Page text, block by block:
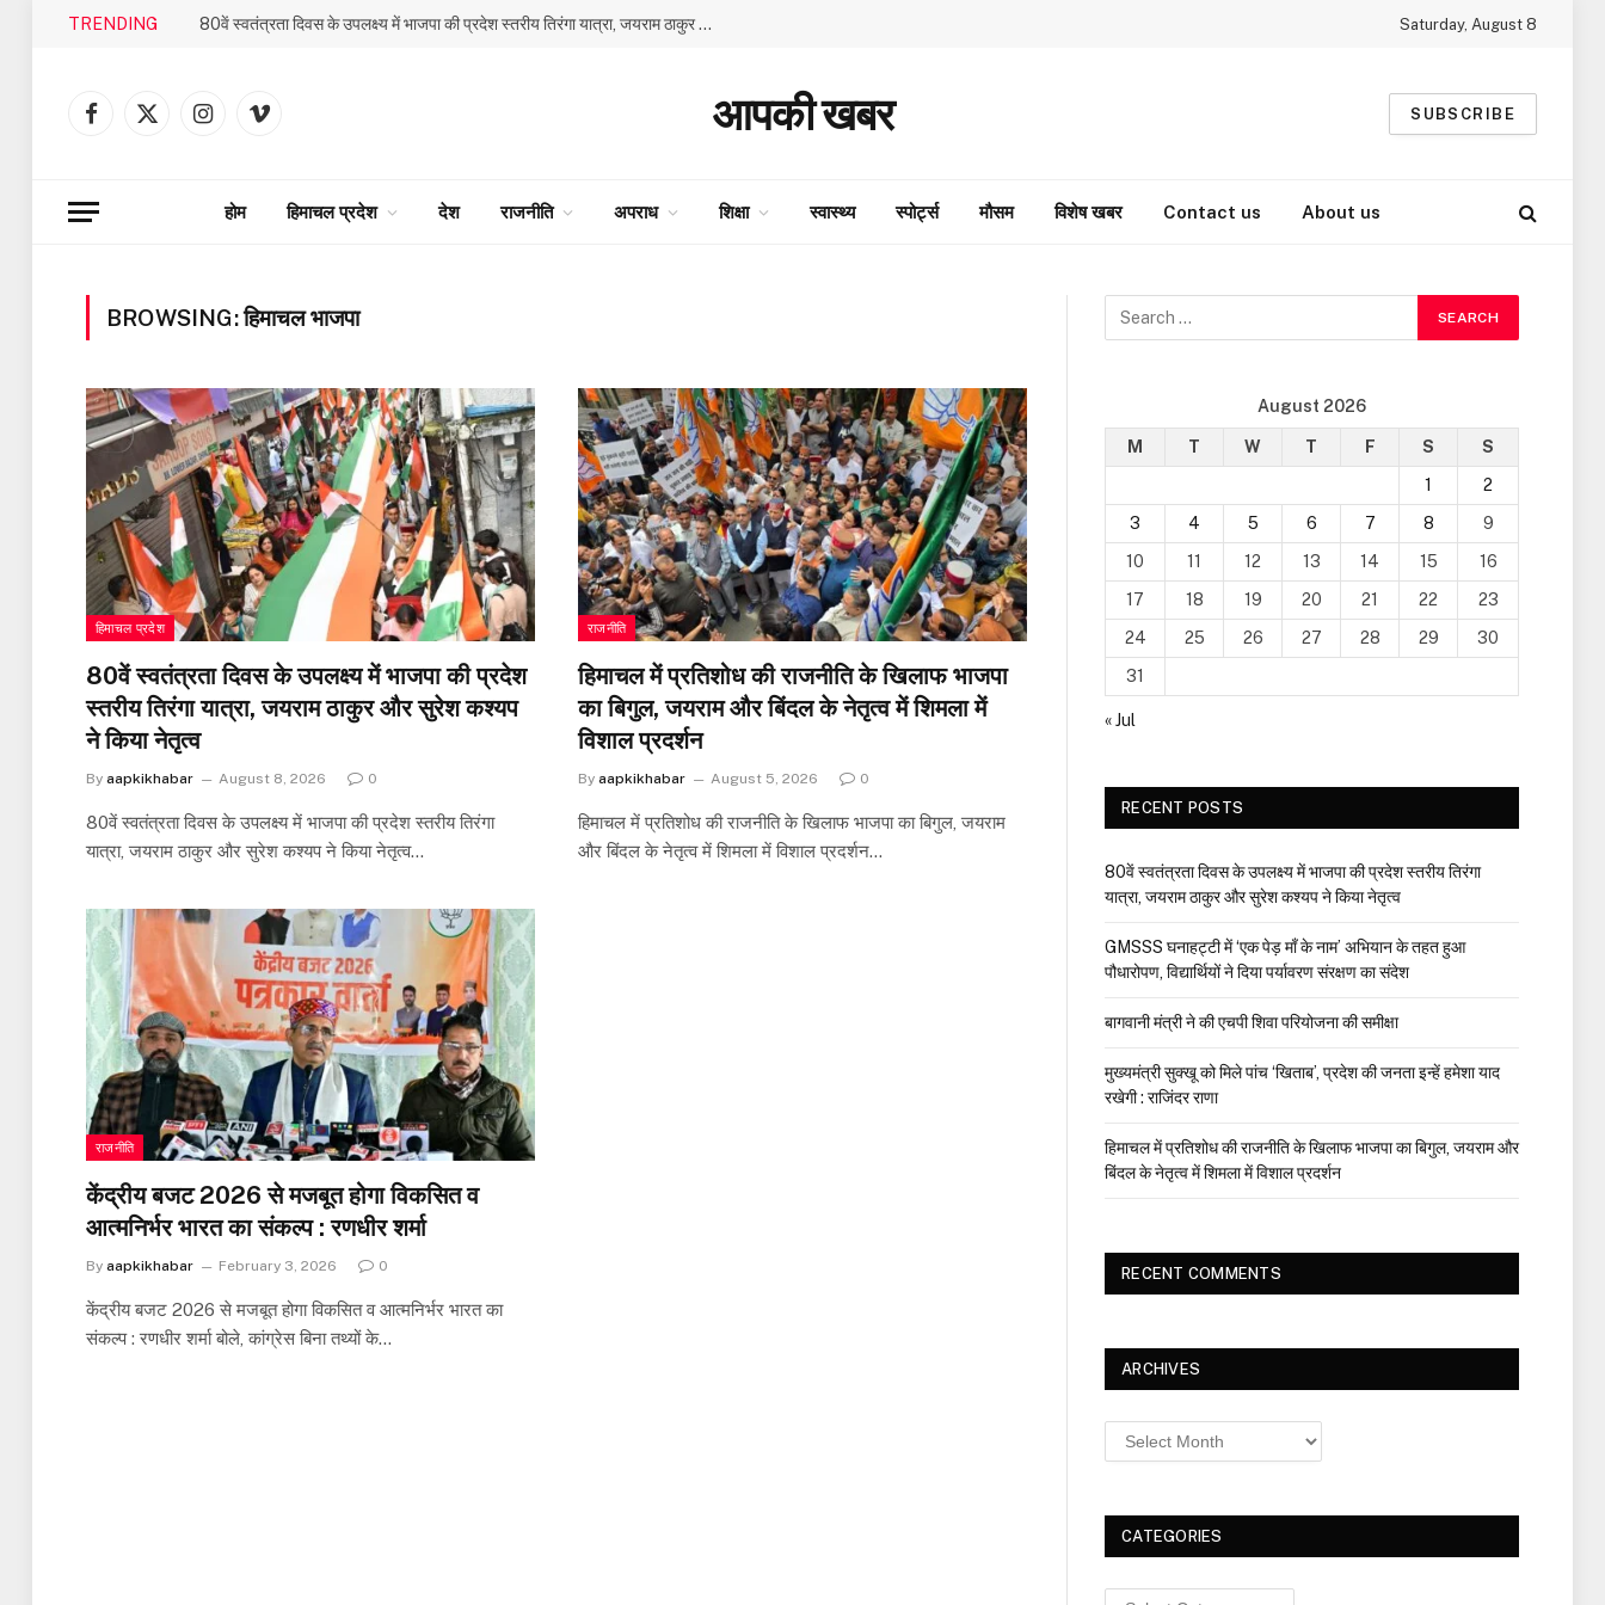
TRENDING 80वें स्वतंत्रता दिवस के उपलक्ष्य में भाजपा की प्रदेश स्तरीय तिरंगा यात्रा, जयराम ठाकुर और सुरेश कश्यप ने किया नेतृत्व Saturday, August 8
Facebook
X
InstagramVimeo आपकी खबर SUBSCRIBE
होम हिमाचल प्रदेश देश राजनीति अपराध शिक्षा स्वास्थ्य स्पोर्ट्स मौसम विशेष खबर Contact us About us
BROWSING:हिमाचल भाजपा
हिमाचल प्रदेश
80वें स्वतंत्रता दिवस के उपलक्ष्य में भाजपा की प्रदेश
स्तरीय तिरंगा यात्रा, जयराम ठाकुर और सुरेश कश्यप
ने किया नेतृत्व
By aapkikhabar August 8, 2026 0
80वें स्वतंत्रता दिवस के उपलक्ष्य में भाजपा की प्रदेश स्तरीय तिरंगा
यात्रा, जयराम ठाकुर और सुरेश कश्यप ने किया नेतृत्व…
राजनीति
हिमाचल में प्रतिशोध की राजनीति के खिलाफ भाजपा
का बिगुल, जयराम और बिंदल के नेतृत्व में शिमला में
विशाल प्रदर्शन
By aapkikhabar August 5, 2026 0
हिमाचल में प्रतिशोध की राजनीति के खिलाफ भाजपा का बिगुल, जयराम
और बिंदल के नेतृत्व में शिमला में विशाल प्रदर्शन…
राजनीति
केंद्रीय बजट 2026 से मजबूत होगा विकसित व
आत्मनिर्भर भारत का संकल्प : रणधीर शर्मा
By aapkikhabar February 3, 2026 0
केंद्रीय बजट 2026 से मजबूत होगा विकसित व आत्मनिर्भर भारत का
संकल्प : रणधीर शर्मा बोले, कांग्रेस बिना तथ्यों के…
August 2026
M T W T F S
S
1
2
3
4 5 6 7 8
9
10
11 12 13 14 15
16
17
18 19 20 21 22
23
24
25 26 27 28 29
30
31
« Jul
RECENT POSTS
80वें स्वतंत्रता दिवस के उपलक्ष्य में भाजपा की प्रदेश स्तरीय तिरंगा
यात्रा, जयराम ठाकुर और सुरेश कश्यप ने किया नेतृत्व
GMSSS घनाहट्टी में ‘एक पेड़ माँ के नाम’ अभियान के तहत हुआ
पौधारोपण, विद्यार्थियों ने दिया पर्यावरण संरक्षण का संदेश
बागवानी मंत्री ने की एचपी शिवा परियोजना की समीक्षा
मुख्यमंत्री सुक्खू को मिले पांच ‘खिताब’, प्रदेश की जनता इन्हें हमेशा याद
रखेगी : राजिंदर राणा
हिमाचल में प्रतिशोध की राजनीति के खिलाफ भाजपा का बिगुल, जयराम और
बिंदल के नेतृत्व में शिमला में विशाल प्रदर्शन
RECENT COMMENTS
ARCHIVES
Archives
CATEGORIES
Categories